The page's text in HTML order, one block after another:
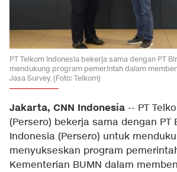
PT Telkom Indonesia bekerja sama dengan PT
mendukung program pemerintah dalam
Jasa Survey. (Foto: Telkom)
Jakarta, CNN Indonesia -- PT
(Persero) bekerja sama dengan PT
Indonesia (Persero) untuk
menyukseskan program
Kementerian BUMN dalam